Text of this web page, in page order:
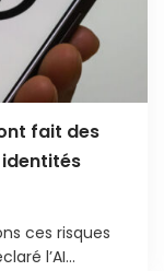
fait des
ces risques
l’AI...